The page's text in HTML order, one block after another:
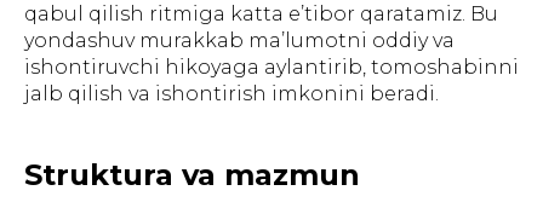
qabul qilish ritmiga katta e’tibor qaratamiz. Bu
yondashuv murakkab ma’lumotni oddiy va
ishontiruvchi hikoyaga aylantirib, tomoshabinni
jalb qilish va ishontirish imkonini beradi.
Struktura va mazmun